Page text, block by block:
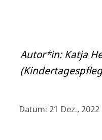
Autor*in: Katja
Datum: 21 Dez., 2022